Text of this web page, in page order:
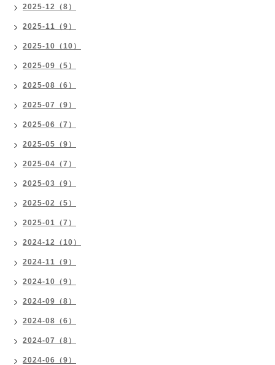
2025-12（8）
2025-11（9）
2025-10（10）
2025-09（5）
2025-08（6）
2025-07（9）
2025-06（7）
2025-05（9）
2025-04（7）
2025-03（9）
2025-02（5）
2025-01（7）
2024-12（10）
2024-11（9）
2024-10（9）
2024-09（8）
2024-08（6）
2024-07（8）
2024-06（9）